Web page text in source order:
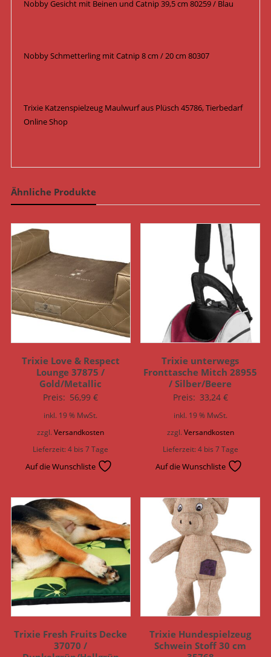
Nobby Gesicht mit Beinen und Catnip 39,5 cm 80259 / Blau
Nobby Schmetterling mit Catnip 8 cm / 20 cm 80307
Trixie Katzenspielzeug Maulwurf aus Plüsch 45786, Tierbedarf
Online Shop
Ähnliche Produkte
Trixie Love & Respect
Lounge 37875 /
Gold/Metallic
Preis: 56,99€
inkl. 19 % MwSt.
zzgl.Versandkosten
Lieferzeit:4 bis 7 Tage
Auf die Wunschliste
Trixie unterwegs
Fronttasche Mitch 28955
/ Silber/Beere
Preis: 33,24 €
inkl. 19 % MwSt.
zzgl. Versandkosten
Lieferzeit:4 bis 7 Tage
Auf die Wunschliste
Trixie Fresh Fruits Decke
37070 /
Trixie Hundespielzeug
Schwein Stoff 30 cm